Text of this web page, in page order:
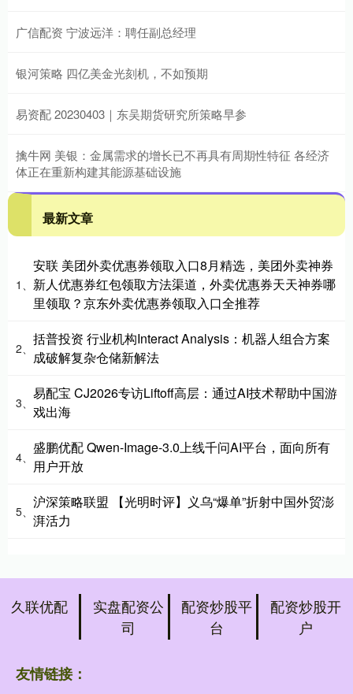
广信配资 宁波远洋：聘任副总经理
银河策略 四亿美金光刻机，不如预期
易资配 20230403｜东吴期货研究所策略早参
擒牛网 美银：金属需求的增长已不再具有周期性特征 各经济
体正在重新构建其能源基础设施
最新文章
1、
安联 美团外卖优惠券领取入口8月精选，美团外卖神券
新人优惠券红包领取方法渠道，外卖优惠券天天神券哪
里领取？京东外卖优惠券领取入口全推荐
2、
括普投资 行业机构Interact Analysis：机器人组合方案
成破解复杂仓储新解法
3、
易配宝 CJ2026专访Liftoff高层：通过AI技术帮助中国游
戏出海
4、
盛鹏优配 Qwen-Image-3.0上线千问AI平台，面向所有
用户开放
5、
沪深策略联盟 【光明时评】义乌“爆单”折射中国外贸澎
湃活力
久联优配
实盘配资公
司
配资炒股平
台
配资炒股开
户
友情链接：